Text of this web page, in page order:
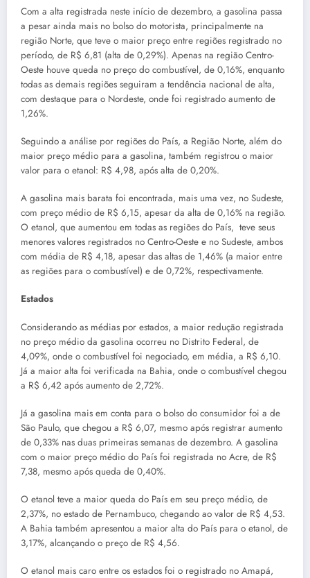
Com a alta registrada neste início de dezembro, a gasolina passa
a pesar ainda mais no bolso do motorista, principalmente na
região Norte, que teve o maior preço entre regiões registrado no
período, de R$ 6,81 (alta de 0,29%). Apenas na região Centro-
Oeste houve queda no preço do combustível, de 0,16%, enquanto
todas as demais regiões seguiram a tendência nacional de alta,
com destaque para o Nordeste, onde foi registrado aumento de
1,26%.
Seguindo a análise por regiões do País, a Região Norte, além do
maior preço médio para a gasolina, também registrou o maior
valor para o etanol: R$ 4,98, após alta de 0,20%.
A gasolina mais barata foi encontrada, mais uma vez, no Sudeste,
com preço médio de R$ 6,15, apesar da alta de 0,16% na região.
O etanol, que aumentou em todas as regiões do País, teve seus
menores valores registrados no Centro-Oeste e no Sudeste, ambos
com média de R$ 4,18, apesar das altas de 1,46% (a maior entre
as regiões para o combustível) e de 0,72%, respectivamente.
Estados
Considerando as médias por estados, a maior redução registrada
no preço médio da gasolina ocorreu no Distrito Federal, de
4,09%, onde o combustível foi negociado, em média, a R$ 6,10.
Já a maior alta foi verificada na Bahia, onde o combustível chegou
a R$ 6,42 após aumento de 2,72%.
Já a gasolina mais em conta para o bolso do consumidor foi a de
São Paulo, que chegou a R$ 6,07, mesmo após registrar aumento
de 0,33% nas duas primeiras semanas de dezembro. A gasolina
com o maior preço médio do País foi registrada no Acre, de R$
7,38, mesmo após queda de 0,40%.
O etanol teve a maior queda do País em seu preço médio, de
2,37%, no estado de Pernambuco, chegando ao valor de R$ 4,53.
A Bahia também apresentou a maior alta do País para o etanol, de
3,17%, alcançando o preço de R$ 4,56.
O etanol mais caro entre os estados foi o registrado no Amapá,